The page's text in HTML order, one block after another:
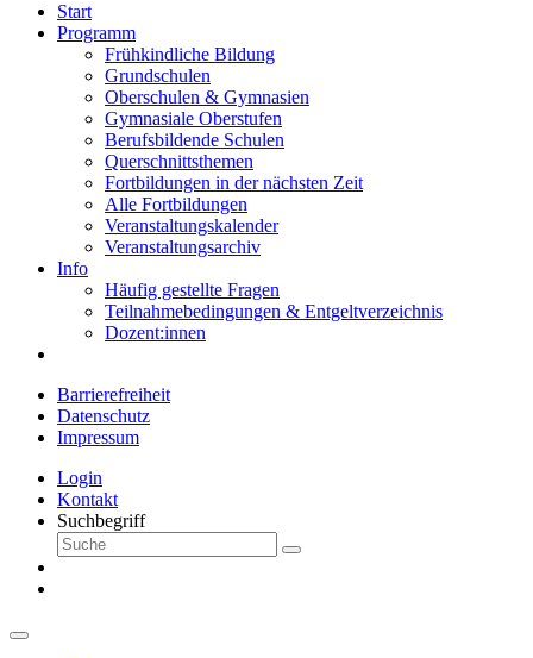
Start
Programm
Frühkindliche Bildung
Grundschulen
Oberschulen & Gymnasien
Gymnasiale Oberstufen
Berufsbildende Schulen
Querschnittsthemen
Fortbildungen in der nächsten Zeit
Alle Fortbildungen
Veranstaltungskalender
Veranstaltungsarchiv
Info
Häufig gestellte Fragen
Teilnahmebedingungen & Entgeltverzeichnis
Dozent:innen
Barrierefreiheit
Datenschutz
Impressum
Login
Kontakt
Suchbegriff